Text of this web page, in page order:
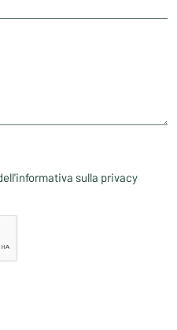
sulla privacy